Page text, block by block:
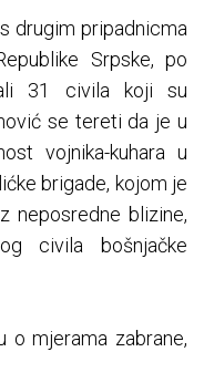
drugim pripadnicma
Srpske, po
31 civila koji su
se tereti da je u
vojnika-kuhara u
brigade, kojom je
neposredne blizine,
civila bošnjačke
o mjerama zabrane,